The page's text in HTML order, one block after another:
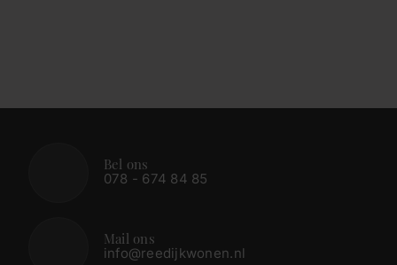
Bel ons
078 - 674 84 85
Mail ons
info@reedijkwonen.nl